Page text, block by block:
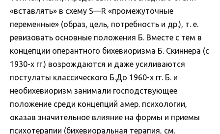
«вставлять» в схему S—R «промежуточные
переменные» (образ, цель, потребность и др.), т. е.
ревизовать основные положения Б. Вместе с тем в
концепции оперантного бихевиоризма Б. Скиннера (с
1930-х гг.) возрождаются и даже усиливаются
постулаты классического Б.До 1960-х гг. Б. и
необихевиоризм занимали господствующее
положение среди концепций амер. психологии,
оказав значительное влияние на формы и приемы
психотерапии (бихевиоральная терапия, см.